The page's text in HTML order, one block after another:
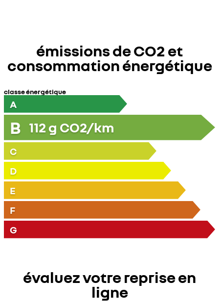
émissions de CO2 et
consommation énergétique
classe énergétique
A
B 112 g CO2/km
C
D
E
F
G
évaluez votre reprise en
ligne